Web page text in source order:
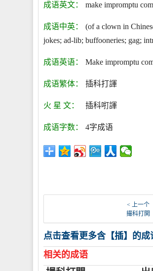
成语英文： make impromptu
成语中英：
(of a clown in
jokes; ad-lib; buffooneries; gag;
成语英语： Make impromptu
成语繁体： 插科打諢
火 星 文： 插科咑諢
成语字数： 4字成语
< 上一个
撮科打閧
点击查看更多含【插】的成
相关的成语